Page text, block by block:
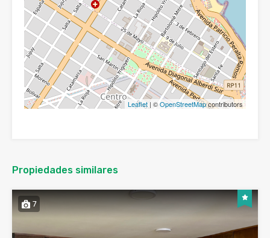
Leaflet | ©OpenStreetMapcontributors
Propiedades similares
7